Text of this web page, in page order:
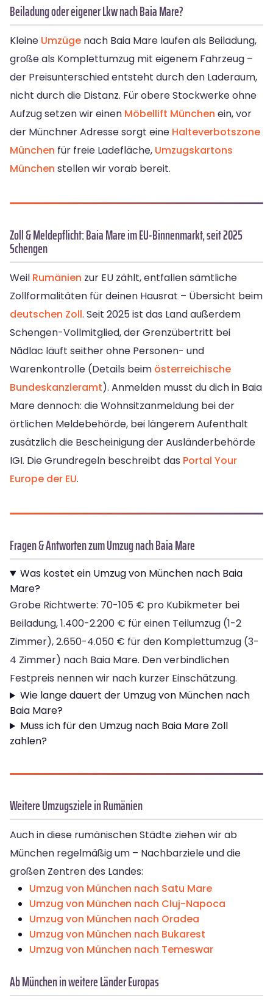
Beiladung oder eigener Lkw nach Baia Mare?
Kleine Umzüge nach Baia Mare laufen als Beiladung,
große als Komplettumzug mit eigenem Fahrzeug –
der Preisunterschied entsteht durch den Laderaum,
nicht durch die Distanz. Für obere Stockwerke ohne
Aufzug setzen wir einen Möbellift München ein, vor
der Münchner Adresse sorgt eine Halteverbotszone
München für freie Ladefläche, Umzugskartons
München stellen wir vorab bereit.
Zoll & Meldepflicht: Baia Mare im EU-Binnenmarkt, seit 2025
Schengen
Weil Rumänien zur EU zählt, entfallen sämtliche
Zollformalitäten für deinen Hausrat – Übersicht beim
deutschen Zoll. Seit 2025 ist das Land außerdem
Schengen-Vollmitglied, der Grenzübertritt bei
Nădlac läuft seither ohne Personen- und
Warenkontrolle (Details beim österreichische
Bundeskanzleramt). Anmelden musst du dich in Baia
Mare dennoch: die Wohnsitzanmeldung bei der
örtlichen Meldebehörde, bei längerem Aufenthalt
zusätzlich die Bescheinigung der Ausländerbehörde
IGI. Die Grundregeln beschreibt das Portal Your
Europe der EU.
Fragen & Antworten zum Umzug nach Baia Mare
Was kostet ein Umzug von München nach Baia
Mare?
Grobe Richtwerte: 70-105 € pro Kubikmeter bei
Beiladung, 1.400-2.200 € für einen Teilumzug (1-2
Zimmer), 2.650-4.050 € für den Komplettumzug (3-
4 Zimmer) nach Baia Mare. Den verbindlichen
Festpreis nennen wir nach kurzer Einschätzung.
Wie lange dauert der Umzug von München nach
Baia Mare?
Muss ich für den Umzug nach Baia Mare Zoll
zahlen?
Weitere Umzugsziele in Rumänien
Auch in diese rumänischen Städte ziehen wir ab
München regelmäßig um – Nachbarziele und die
großen Zentren des Landes:
Umzug von München nach Satu Mare
Umzug von München nach Cluj-Napoca
Umzug von München nach Oradea
Umzug von München nach Bukarest
Umzug von München nach Temeswar
Ab München in weitere Länder Europas